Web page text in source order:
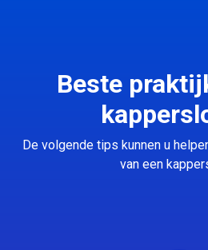
Beste
De volgende tips kunnen u
van een